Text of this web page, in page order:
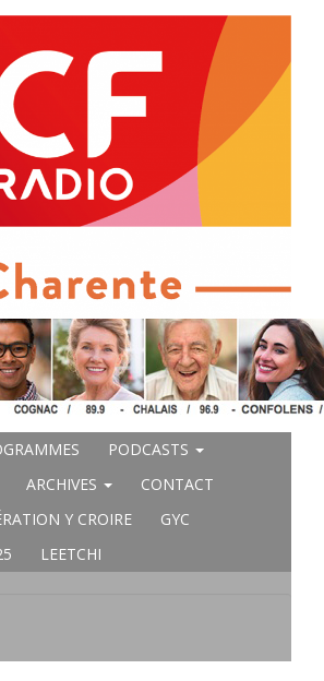
PODCASTS
ARCHIVES
CONTACT
Y CROIRE
GYC
LEETCHI